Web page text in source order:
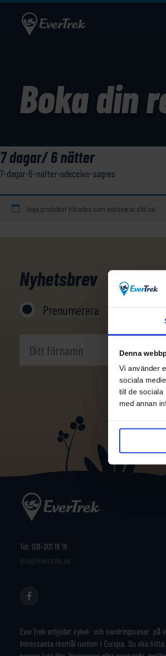
Denna
Vi använder
sociala
till de sociala
med annan
Boka din
7 dagar/ 6 nätter
7-dagar-6-natter-odeceixe-sagres
Inga produkter hittades som motsvarar ditt val.
Nyhetsbrev
Prenumerera
Tel: 031-301 18 18
info@evertrek.se
EverTrek erbjuder cykel- och vandringsresor på
intressanta resmål runtom i Europa. Du ska hitta